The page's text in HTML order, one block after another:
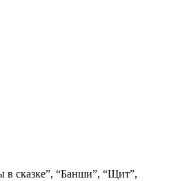
сказке”, “Банши”, “Щит”,